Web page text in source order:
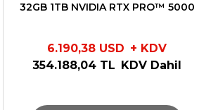
32GB 1TB NVIDIA RTX PRO™ 5000
6.190,38 USD + KDV
354.188,04 TL KDV Dahil